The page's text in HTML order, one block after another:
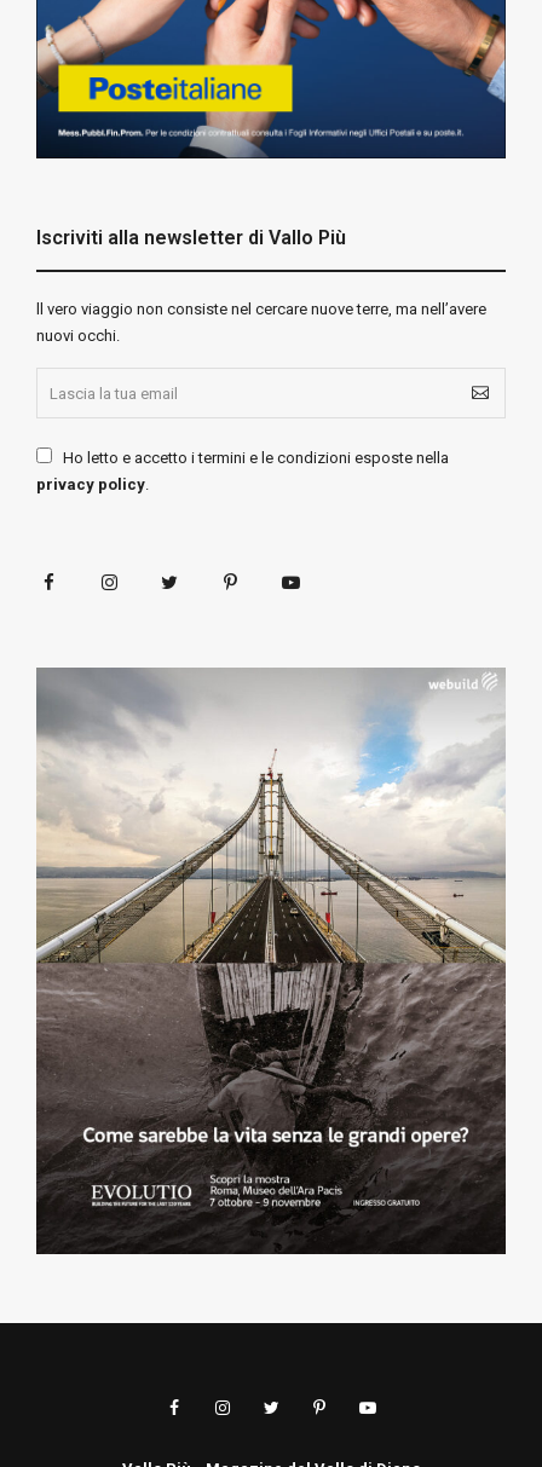
Iscriviti alla newsletter di Vallo Più
ll vero viaggio non consiste nel cercare nuove terre, ma nell’avere
nuovi occhi.
Ho letto e accetto i termini e le condizioni esposte nella
privacy policy.